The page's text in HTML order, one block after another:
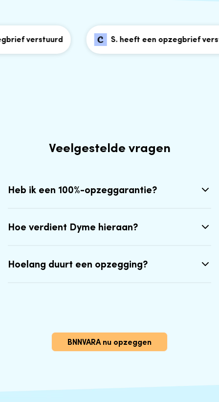
verstuurd S. heeft een opzegbrief
Veelgestelde vragen
Heb ik een 100%-opzeggarantie?
Hoe verdient Dyme hieraan?
Hoelang duurt een opzegging?
BNNVARA nu opzeggen